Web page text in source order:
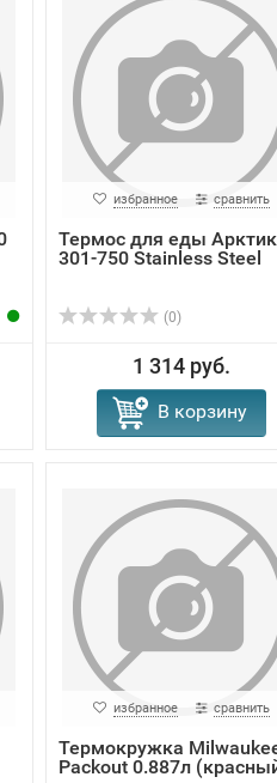
избранное сравнить
Термос для еды
301-750 Stainless Steel
(0)
1 314 руб.
В корзину
избранное сравнить
Термокружка
Packout 0.887л